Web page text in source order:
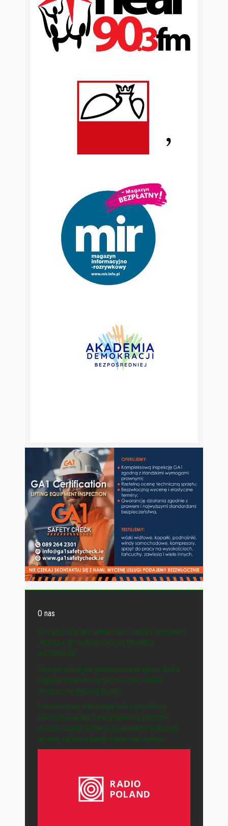
O nas
© WSZYSTKIE MATERIAŁY NA STRONIE WYDAWCY
„POLSKA-IE” CHRONIONE SĄ PRAWEM
AUTORSKIM.
Naszym celem jest prezentowanie spraw, które
mają bezpośredni wpływ na życie polskiej
emigracji na Zielonej Wyspie.
Prezentujemy informacje, które przybliżają
polityczne zasady funkcjonowania państwa,
opisują zasady działania gospodarki i pokazują
sprawy, na które każdy może mieć wpływ.